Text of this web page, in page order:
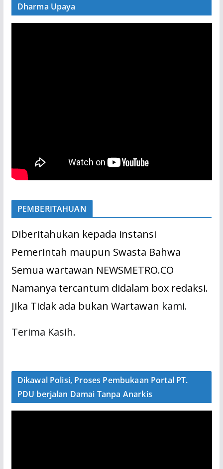
Dharma Upaya
PEMBERITAHUAN
Diberitahukan kepada instansi
Pemerintah maupun Swasta Bahwa
Semua wartawan NEWSMETRO.CO
Namanya tercantum didalam box redaksi.
Jika Tidak ada bukan Wartawan kami.
Terima Kasih.
Dikawal Polisi, Proses Pembukaan Portal PT.
PDU berjalan Damai Tanpa Anarkis